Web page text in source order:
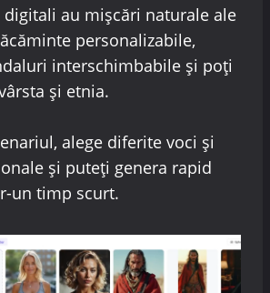
digitali au mișcări naturale ale
personalizabile,
interschimbabile și poți
și etnia.
alege diferite voci și
și puteți genera rapid
un timp scurt.